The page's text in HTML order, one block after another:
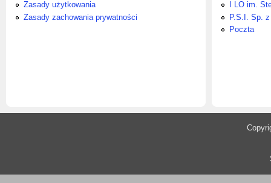
Zasady użytkowania
Zasady zachowania prywatności
I LO im.
P.S.I. Sp.
Poczta